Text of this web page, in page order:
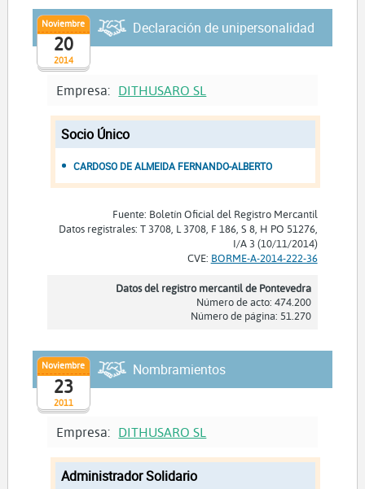
2014
Noviembre
20
Declaración de unipersonalidad
Empresa: DITHUSARO SL
Socio Único
CARDOSO DE ALMEIDA FERNANDO-ALBERTO
Fuente: Boletín Oficial del Registro Mercantil
Datos registrales: T 3708, L 3708, F 186, S 8, H PO 51276,
I/A 3 (10/11/2014)
CVE: BORME-A-2014-222-36
Datos del registro mercantil de Pontevedra
Número de acto: 474.200
Número de página: 51.270
2011
Noviembre
23
Nombramientos
Empresa: DITHUSARO SL
Administrador Solidario